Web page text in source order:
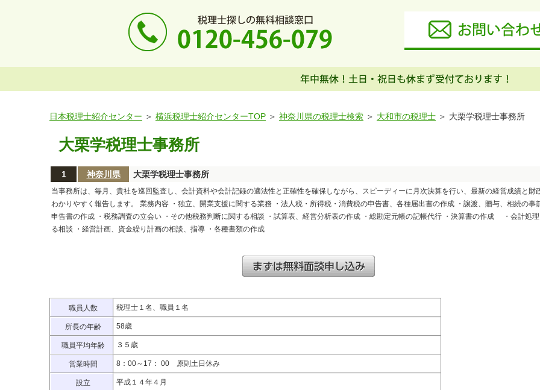
日本税理士紹介センター 横浜税理士紹介センターTOP 神奈川県の税理士検索 大和市の税理士 大栗学税理士事務所
大栗学税理士事務所
1 神奈川県 大栗学税理士事務所
当事務所は、毎月、貴社を巡回監査し、会計資料や会計記録の適法性と正確性を確保しながら、スピーディーに月次決算を行い、最新の経営成績と財
わかりやすく報告します。 業務内容 ・独立、開業支援に関する業務 ・法人税・所得税・消費税の申告書、各種届出書の作成 ・譲渡、贈与、相続の事
申告書の作成 ・税務調査の立会い ・その他税務判断に関する相談 ・試算表、経営分析表の作成 ・総勘定元帳の記帳代行 ・決算書の作成 ・会計処
る相談 ・経営計画、資金繰り計画の相談、指導 ・各種書類の作成
職員人数 税理士１名、職員１名
所長の年齢 58歳
職員平均年齢 ３５歳
営業時間 8：00～17： 00 原則土日休み
設立 平成１４年４月